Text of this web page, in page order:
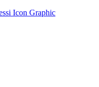
Icon Graphic